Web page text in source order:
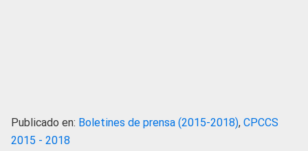
Publicado en: Boletines de prensa (2015-2018), CPCCS
2015 - 2018